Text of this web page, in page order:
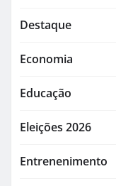
Destaque
Economia
Educação
Eleições 2026
Entrenenimento